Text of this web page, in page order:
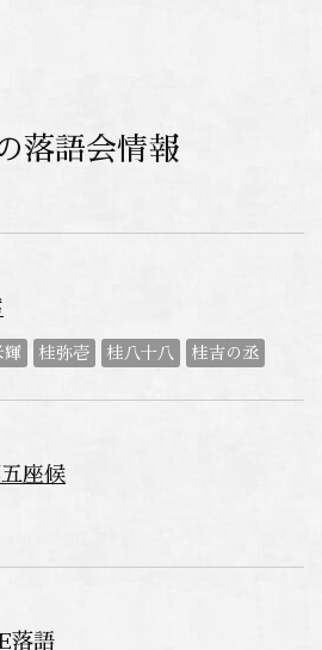
落語会情報
輝 桂弥壱 桂八十八 桂吉の丞
座候
落語